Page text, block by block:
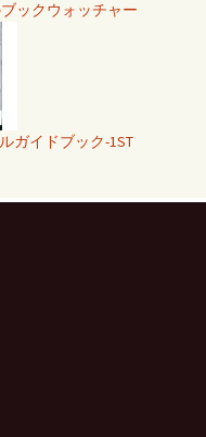
ックウォッチャー
ガイドブック-1ST